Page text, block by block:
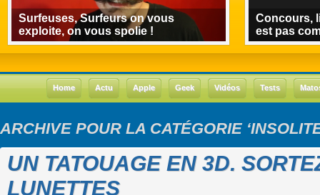
Surfeuses, Surfeurs on vous
exploite, on vous spolie !
Concours,
est pas
Home Actu Apple Geek Vidéos Tests
ARCHIVE POUR LA CATÉGORIE
UN TATOUAGE EN 3D.
LUNETTES